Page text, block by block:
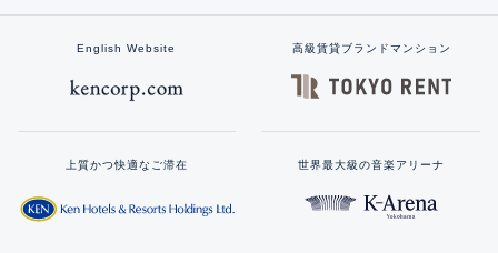
English Website 高級賃貸ブランドマンション
上質かつ快適なご滞在 世界最大級の音楽アリーナ